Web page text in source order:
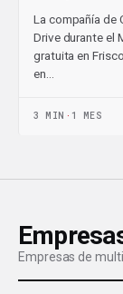
La compañía de
Drive durante el
gratuita en
en…
3 MIN · 1 MES
Empresas de